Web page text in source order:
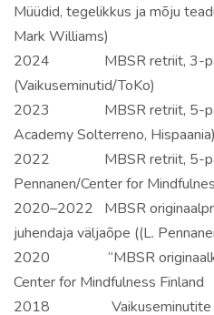
Müüdid, tegelikkus ja mõju
Mark Williams)
2024 MBSR retriit, 3-
(Vaikuseminutid/ToKo)
2023 MBSR retriit, 5-
Academy Solterreno, Hispaania)
2022 MBSR retriit, 5-
Pennanen/Center for
2020–2022 MBSR
juhendaja väljaõpe ((L.
2020 “MBSR
Center for Mindfulness Finland
2018 Vaikuseminutite